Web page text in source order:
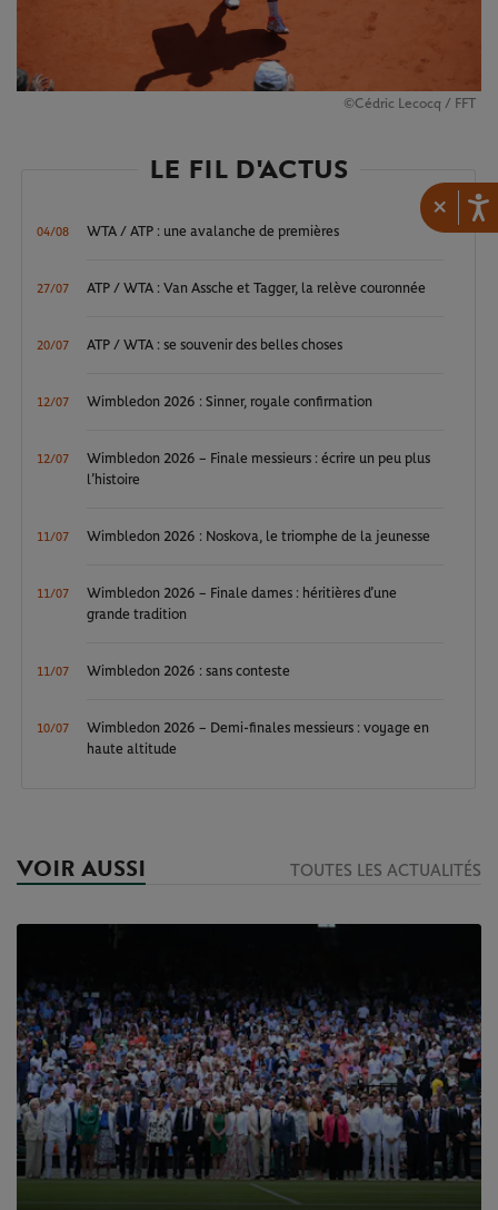
×
©Cédric Lecocq / FFT
LE FIL D'ACTUS
04/08 WTA / ATP : une avalanche de premières
27/07 ATP / WTA : Van Assche et Tagger, la relève couronnée
20/07 ATP / WTA : se souvenir des belles choses
12/07 Wimbledon 2026 : Sinner, royale confirmation
12/07
Wimbledon 2026 – Finale messieurs : écrire un peu plus
l’histoire
11/07 Wimbledon 2026 : Noskova, le triomphe de la jeunesse
11/07
Wimbledon 2026 – Finale dames : héritières d’une
grande tradition
11/07 Wimbledon 2026 : sans conteste
10/07
Wimbledon 2026 – Demi-finales messieurs : voyage en
haute altitude
VOIR AUSSI TOUTES LES ACTUALITÉS